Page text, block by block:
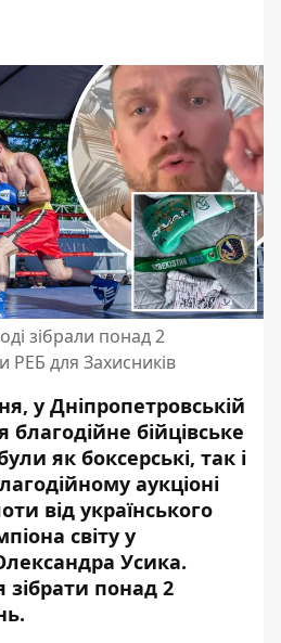
зібрали понад 2
РЕБ для Захисників
у Дніпропетровській
благодійне бійцівське
як боксерські, так і
аукціоні
від українського
світу у
Усика.
понад 2